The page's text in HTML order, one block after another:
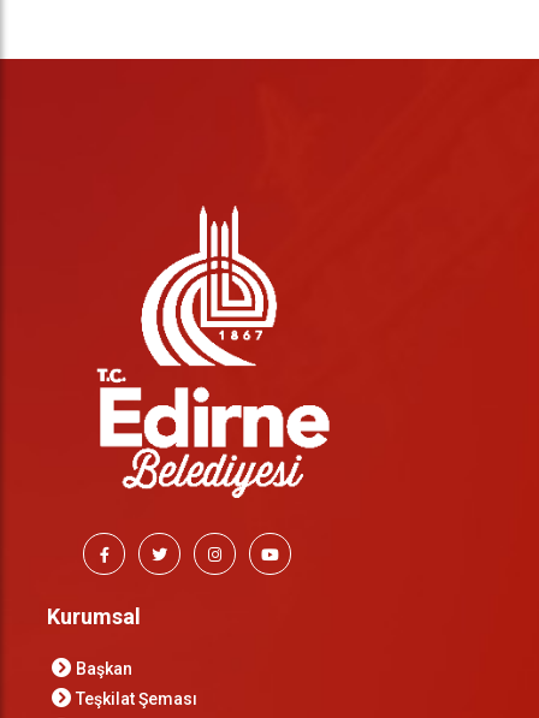
Kurumsal
Başkan
Teşkilat Şeması